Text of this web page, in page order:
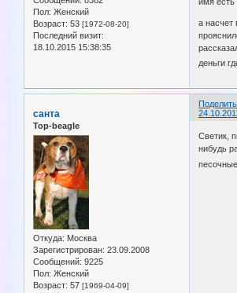
Пол: Женский
Возраст: 53 [1972-08-20]
Последний визит:
18.10.2015 15:38:35
а насчет
деньги
санта
Top-beagle
Откуда: Москва
Зарегистрирован: 23.09.2008
Сообщений: 9225
Пол: Женский
Возраст: 57 [1969-04-09]
Светик,
нибудь